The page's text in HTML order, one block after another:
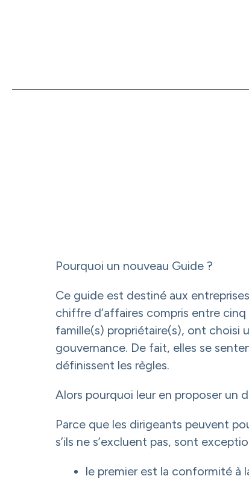
Pourquoi un nouveau Guide ?
Ce guide est destiné aux
chiffre d’affaires compris entre
famille(s) propriétaire(s), ont choisi
gouvernance. De fait, elles se
définissent les règles.
Alors pourquoi leur en proposer un
Parce que les dirigeants peuvent
s’ils ne s’excluent pas, sont
le premier est la conformité à